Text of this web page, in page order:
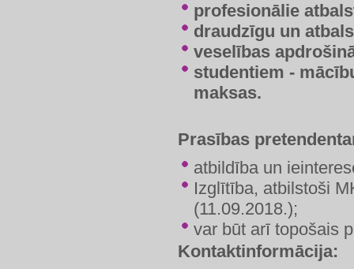
profesionālie
draudzīgu un
veselības
studentiem -
maksas.
Prasības
​atbildība un
Izglītība, atbilstoši
(11.09.2018.);
var būt arī topošais
Kontaktinformācija: